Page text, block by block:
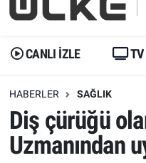
CANLI İZLE TV
HABERLER SAĞLIK
Diş çürüğü
Uzmanından
Gündem
Dünya
Erişim Bilgileri
Ekonomi
Gündem
Trend
Erişim Bilgileri
Spor
İstanbul Namaz
Trafik Durumu
Erişim Bilgileri
Tüm Manşetler